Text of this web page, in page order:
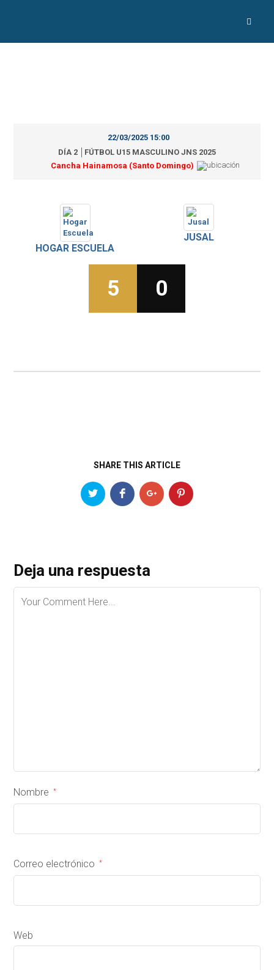
22/03/2025 15:00
DÍA 2 │FÚTBOL U15 MASCULINO JNS 2025
Cancha Hainamosa (Santo Domingo)
HOGAR ESCUELA
JUSAL
5 0
SHARE THIS ARTICLE
Deja una respuesta
Nombre *
Correo electrónico *
Web